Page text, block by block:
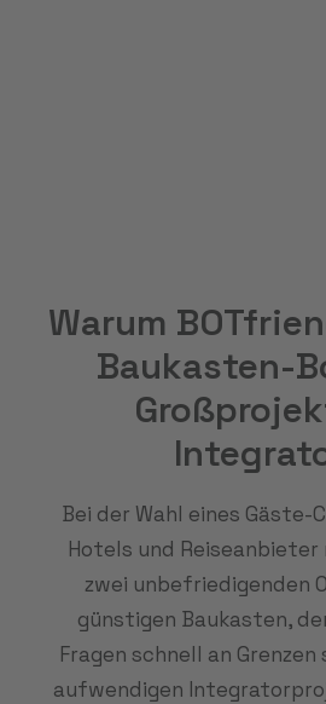
Warum
Baukasten-
Bei der Wahl eines
Hotels und Reiseanbieter
zwei unbefriedigenden
günstigen Baukasten,
Fragen schnell an
aufwendigen